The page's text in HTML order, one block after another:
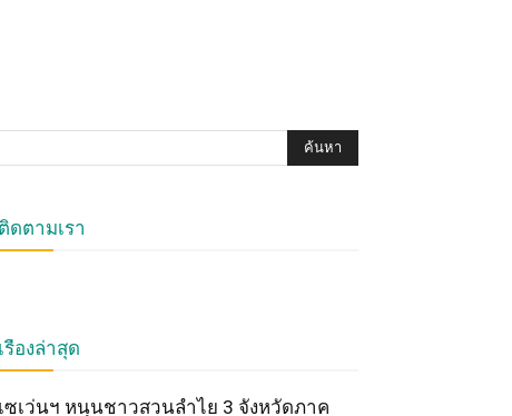
ติดตามเรา
เรื่องล่าสุด
เซเว่นฯ หนุนชาวสวนลำไย 3 จังหวัดภาค